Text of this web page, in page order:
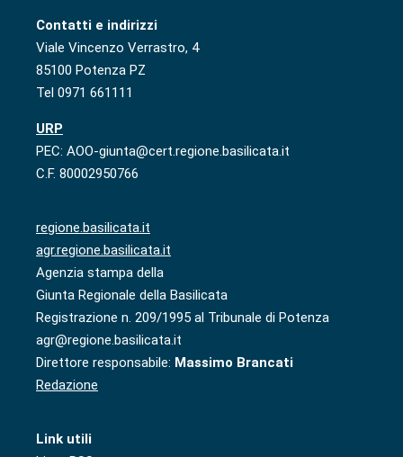
Contatti e indirizzi
Viale Vincenzo Verrastro, 4
85100 Potenza PZ
Tel 0971 661111
URP
PEC: AOO-giunta@cert.regione.basilicata.it
C.F. 80002950766
regione.basilicata.it
agr.regione.basilicata.it
Agenzia stampa della
Giunta Regionale della Basilicata
Registrazione n. 209/1995 al Tribunale di Potenza
agr@regione.basilicata.it
Direttore responsabile: Massimo Brancati
Redazione
Link utili